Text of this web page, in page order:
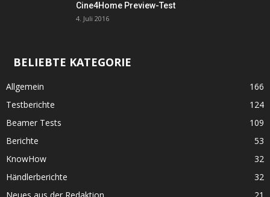
Cine4Home Preview-Test
4. Juli 2016
BELIEBTE KATEGORIE
Allgemein
166
Testberichte
124
Beamer Tests
109
Berichte
53
KnowHow
32
Händlerberichte
32